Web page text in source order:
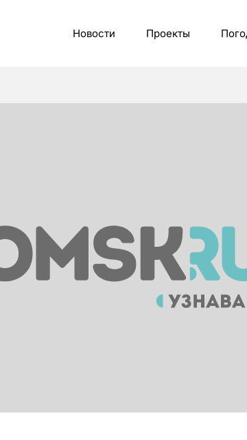
Новости Проекты